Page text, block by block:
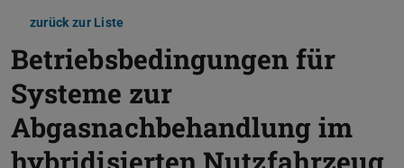
zurück zur Liste
Betriebsbedingungen für
Systeme zur
Abgasnachbehandlung im